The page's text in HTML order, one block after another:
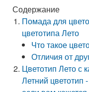
Содержание
Помада для
цветотипа Лето
Что такое
Отличия от
Цветотип Лето с
Летний цветотип